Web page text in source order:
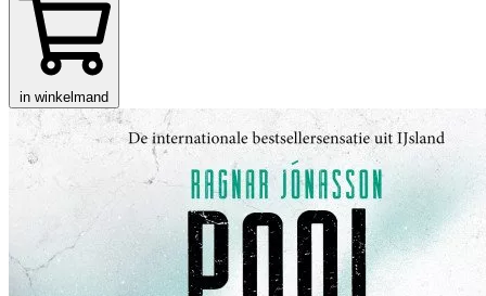
in winkelmand